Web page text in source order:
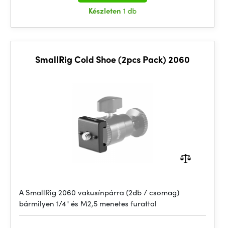
Készleten 1 db
SmallRig Cold Shoe (2pcs Pack) 2060
A SmallRig 2060 vakusínpárra (2db / csomag)
bármilyen 1/4" és M2,5 menetes furattal